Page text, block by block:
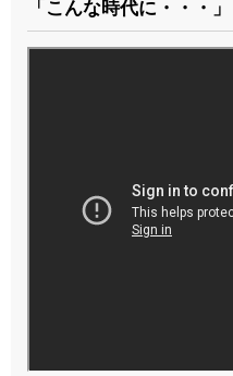
「こんな時代に・・・」